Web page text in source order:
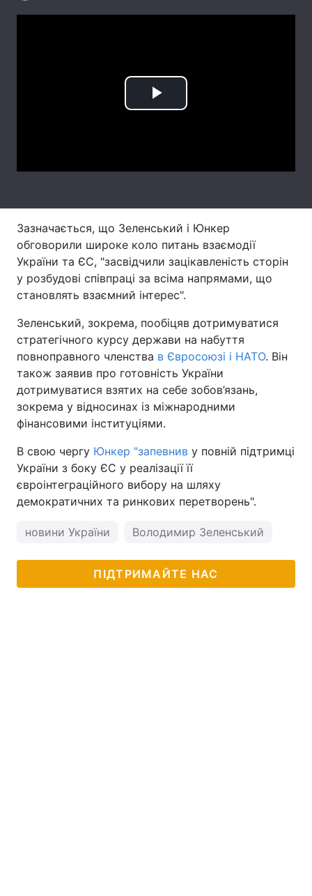
Вакансії
Тема оформлення
Play
Зазначається, що Зеленський і Юнкер
обговорили широке коло питань взаємодії
України та ЄС, "засвідчили зацікавленість сторін
у розбудові співпраці за всіма напрямами, що
становлять взаємний інтерес".
Зеленський, зокрема, пообіцяв дотримуватися
стратегічного курсу держави на набуття
повноправного членства в Євросоюзі і НАТО. Він
також заявив про готовність України
дотримуватися взятих на себе зобов’язань,
зокрема у відносинах із міжнародними
фінансовими інституціями.
В свою чергу Юнкер "запевнив у повній підтримці
України з боку ЄС у реалізації її
євроінтеграційного вибору на шляху
демократичних та ринкових перетворень".
новини України Володимир Зеленський
ПІДТРИМАЙТЕ НАС